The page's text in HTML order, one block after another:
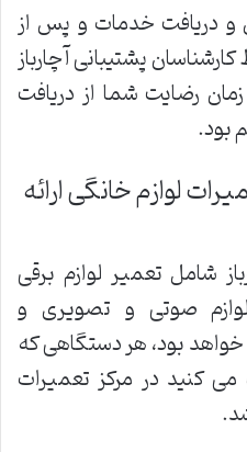
دریافت خدمات و پس از
پشتیبانی آچارباز
رضایت شما از دریافت
بود.
لوازم خانگی ارائه
شامل تعمیر لوازم برقی
لوازم صوتی و تصویری و
بود، هر دستگاهی که
کنید در مرکز تعمیرات